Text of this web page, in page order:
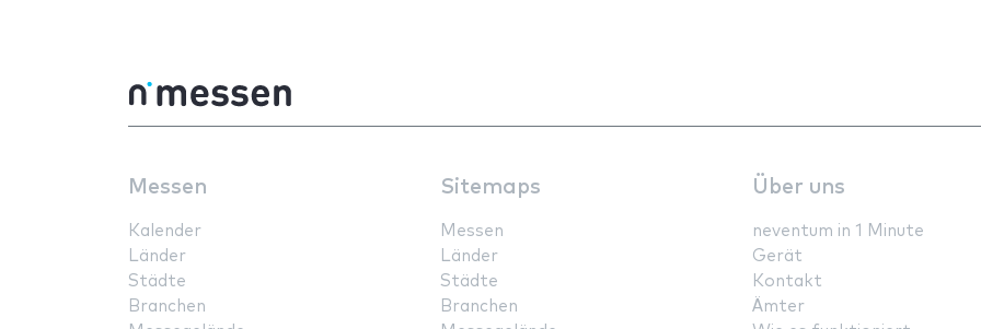
Messen
Kalender
Länder
Städte
Branchen
Sitemaps
Messen
Länder
Städte
Branchen
Über uns
neventum in 1 Minute
Gerät
Kontakt
Ämter